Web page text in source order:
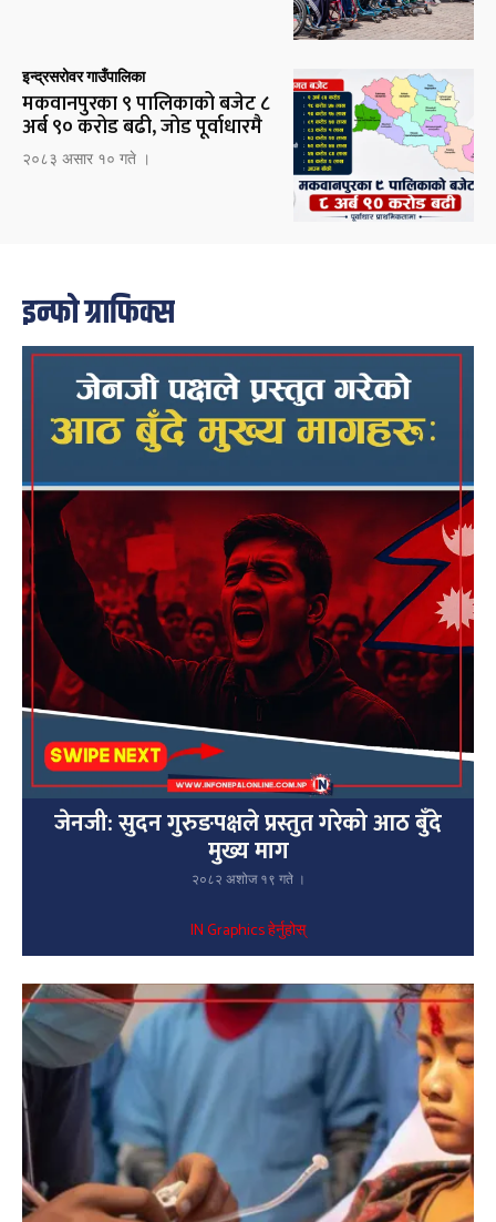
इन्द्रसरोवर गाउँपालिका
मकवानपुरका ९ पालिकाको बजेट ८
अर्ब ९० करोड बढी, जोड पूर्वाधारमै
२०८३ असार १० गते ।
इन्फो ग्राफिक्स
जेनजी: सुदन गुरुङपक्षले प्रस्तुत गरेको आठ बुँदे
मुख्य माग
२०८२ अशोज १९ गते ।
IN Graphics हेर्नुहोस्